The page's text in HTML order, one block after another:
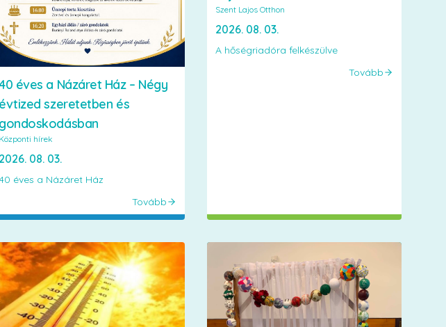
éves a Názáret Ház – Négy
évtized szeretetben és
gondoskodásban
Központi hírek
2026. 08. 03.
éves a Názáret Ház
Tovább
Szent Lajos Otthon
2026. 08. 03.
A hőségriadóra felkészülve
Tovább